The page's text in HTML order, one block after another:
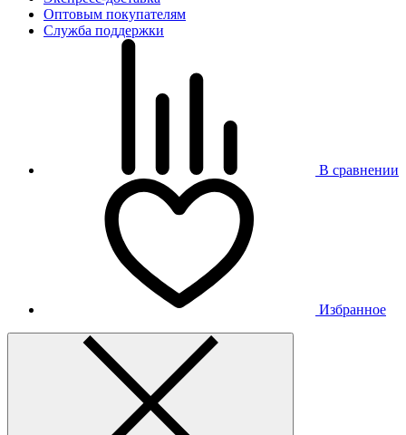
Оптовым покупателям
Служба поддержки
В сравнении
Избранное